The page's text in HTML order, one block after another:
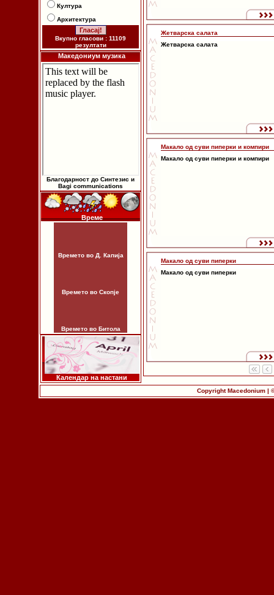
Култура
Архитектура
Вкупно гласови : 11109
резултати
Македониум музика
Благодарност до Синтезис и
Bagi communications
Време
Времето во Д. Капија
Времето во Скопје
Времето во Битола
Календар на настани
Жетварска салата
Жетварска салата
Макало од суви пиперки и компири
Макало од суви пиперки и компири
Макало од суви пиперки
Макало од суви пиперки
Copyright Macedonium |